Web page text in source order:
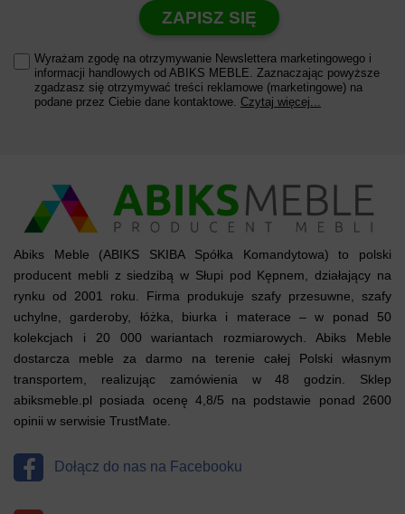
ZAPISZ SIĘ
Wyrażam zgodę na otrzymywanie Newslettera marketingowego i
informacji handlowych od ABIKS MEBLE. Zaznaczając powyższe
zgadzasz się otrzymywać treści reklamowe (marketingowe) na
podane przez Ciebie dane kontaktowe. Czytaj więcej...
Abiks Meble (ABIKS SKIBA Spółka Komandytowa) to polski
producent mebli z siedzibą w Słupi pod Kępnem, działający na
rynku od 2001 roku. Firma produkuje szafy przesuwne, szafy
uchylne, garderoby, łóżka, biurka i materace – w ponad 50
kolekcjach i 20 000 wariantach rozmiarowych. Abiks Meble
dostarcza meble za darmo na terenie całej Polski własnym
transportem, realizując zamówienia w 48 godzin. Sklep
abiksmeble.pl posiada ocenę 4,8/5 na podstawie ponad 2600
opinii w serwisie TrustMate.
Dołącz do nas na Facebooku